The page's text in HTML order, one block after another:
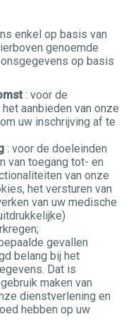
enkel op basis van
genoemde
op basis
: voor de
aanbieden van onze
uw inschrijving af te
: voor de doeleinden
van toegang tot- en
van onze
het versturen van
van uw medische
gevallen
belang bij het
Dat is
maken van
dienstverlening en
hebben op uw